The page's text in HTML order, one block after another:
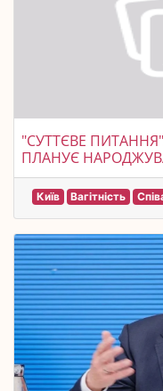
"СУТТЄВЕ
ПЛАНУЄ
Київ Вагітність